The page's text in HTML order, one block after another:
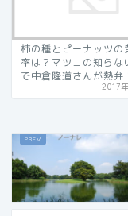
柿の種とピーナッツの
率は？マツコの知らな
で中倉隆道さんが熱弁！
2017